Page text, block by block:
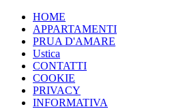
HOME
APPARTAMENTI
PRUA D'AMARE
Ustica
CONTATTI
COOKIE
PRIVACY
INFORMATIVA